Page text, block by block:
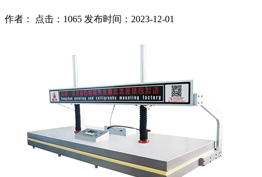
作者： 点击：1065 发布时间：2023-12-01